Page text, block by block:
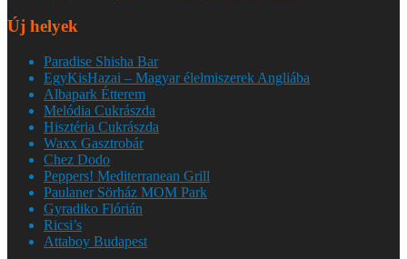
Új helyek
Paradise Shisha Bar
EgyKisHazai – Magyar élelmiszerek Angliába
Albapark Étterem
Melódia Cukrászda
Hisztéria Cukrászda
Waxx Gasztrobár
Chez Dodo
Peppers! Mediterranean Grill
Paulaner Sörház MOM Park
Gyradiko Flórián
Ricsi’s
Attaboy Budapest